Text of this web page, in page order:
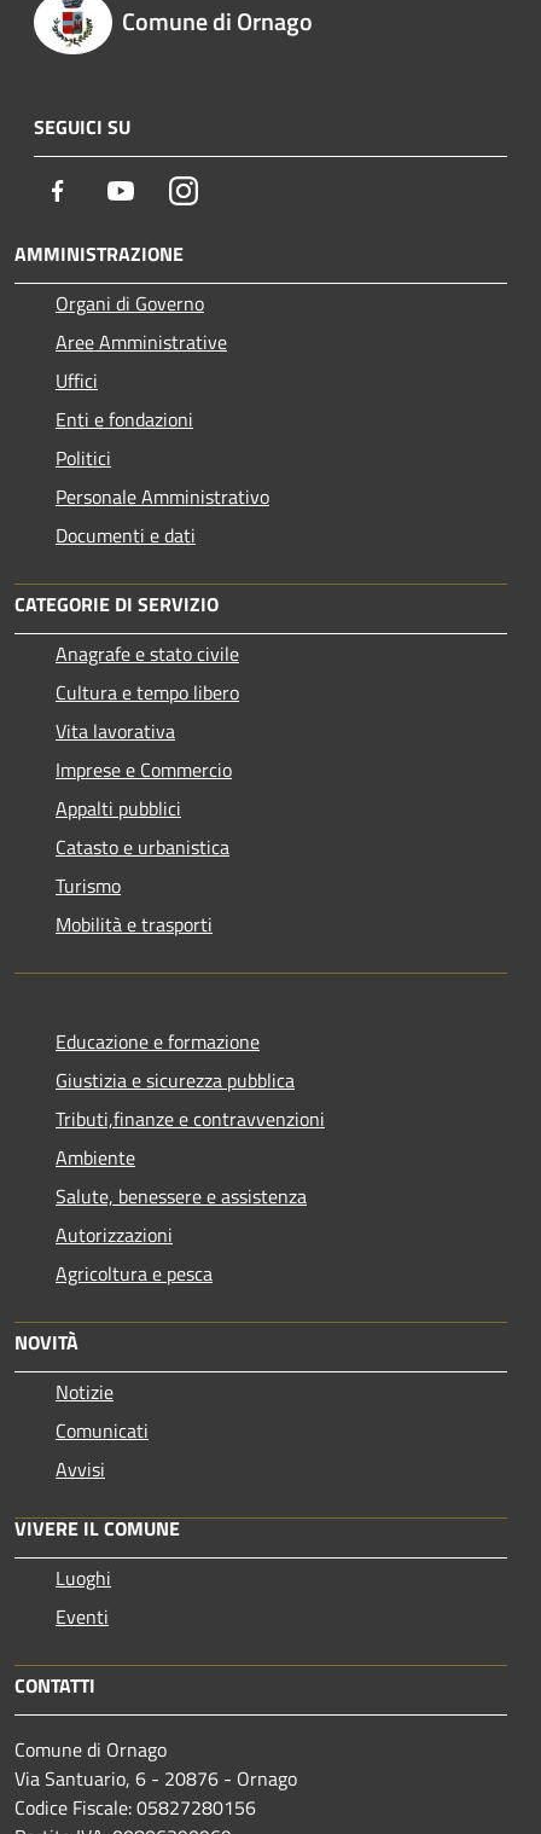
Comune di Ornago
SEGUICI SU
Facebook YoutubeInstagram
AMMINISTRAZIONE
Organi di Governo
Aree Amministrative
Uffici
Enti e fondazioni
Politici
Personale Amministrativo
Documenti e dati
CATEGORIE DI SERVIZIO
Anagrafe e stato civile
Cultura e tempo libero
Vita lavorativa
Imprese e Commercio
Appalti pubblici
Catasto e urbanistica
Turismo
Mobilità e trasporti
Educazione e formazione
Giustizia e sicurezza pubblica
Tributi,finanze e contravvenzioni
Ambiente
Salute, benessere e assistenza
Autorizzazioni
Agricoltura e pesca
NOVITÀ
Notizie
Comunicati
Avvisi
VIVERE IL COMUNE
Luoghi
Eventi
CONTATTI
Comune di Ornago
Via Santuario, 6 - 20876 - Ornago
Codice Fiscale: 05827280156